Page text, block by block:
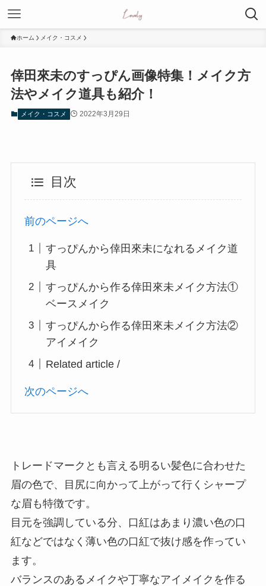
ホーム メイク・コスメ
倖田來未のすっぴん画像特集！メイク方
法やメイク道具も紹介！
メイク・コスメ 2022年3月29日
目次
前のページへ
すっぴんから倖田來未になれるメイク道
具
すっぴんから作る倖田來未メイク方法①
ベースメイク
すっぴんから作る倖田來未メイク方法②
アイメイク
Related article /
次のページへ
トレードマークとも言える明るい髪色に合わせた
眉の色で、目尻に向かって上がって行くシャープ
な眉も特徴です。
目元を強調している分、口紅はあまり濃い色の口
紅などではなく薄い色の口紅で抜け感を作ってい
ます。
バランスのあるメイクや丁寧なアイメイクを作る